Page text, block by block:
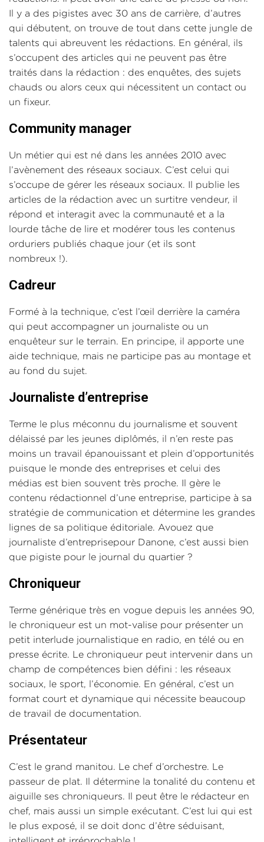
Il y a des pigistes avec 30 ans de carrière, d’autres
qui débutent, on trouve de tout dans cette jungle de
talents qui abreuvent les rédactions. En général, ils
s’occupent des articles qui ne peuvent pas être
traités dans la rédaction : des enquêtes, des sujets
chauds ou alors ceux qui nécessitent un contact ou
un fixeur.
Community manager
Un métier qui est né dans les années 2010 avec
l’avènement des réseaux sociaux. C’est celui qui
s’occupe de gérer les réseaux sociaux. Il publie les
articles de la rédaction avec un surtitre vendeur, il
répond et interagit avec la communauté et a la
lourde tâche de lire et modérer tous les contenus
orduriers publiés chaque jour (et ils sont
nombreux !).
Cadreur
Formé à la technique, c’est l’œil derrière la caméra
qui peut accompagner un journaliste ou un
enquêteur sur le terrain. En principe, il apporte une
aide technique, mais ne participe pas au montage et
au fond du sujet.
Journaliste d’entreprise
Terme le plus méconnu du journalisme et souvent
délaissé par les jeunes diplômés, il n’en reste pas
moins un travail épanouissant et plein d’opportunités
puisque le monde des entreprises et celui des
médias est bien souvent très proche. Il gère le
contenu rédactionnel d’une entreprise, participe à sa
stratégie de communication et détermine les grandes
lignes de sa politique éditoriale. Avouez que
journaliste d’entreprisepour Danone, c’est aussi bien
que pigiste pour le journal du quartier ?
Chroniqueur
Terme générique très en vogue depuis les années 90,
le chroniqueur est un mot-valise pour présenter un
petit interlude journalistique en radio, en télé ou en
presse écrite. Le chroniqueur peut intervenir dans un
champ de compétences bien défini : les réseaux
sociaux, le sport, l’économie. En général, c’est un
format court et dynamique qui nécessite beaucoup
de travail de documentation.
Présentateur
C’est le grand manitou. Le chef d’orchestre. Le
passeur de plat. Il détermine la tonalité du contenu et
aiguille ses chroniqueurs. Il peut être le rédacteur en
chef, mais aussi un simple exécutant. C’est lui qui est
le plus exposé, il se doit donc d’être séduisant,